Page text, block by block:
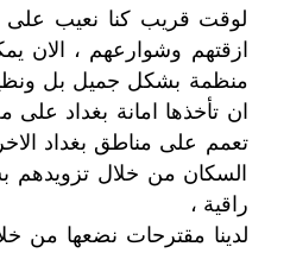
لوقت قريب كنا نعيب على
ازقتهم وشوارعهم ، الان
منظمة بشكل جميل بل
ان تأخذها امانة بغداد على
تعمم على مناطق بغداد
السكان من خلال تزويدهم
راقية ،
لدينا مقترحات نضعها من